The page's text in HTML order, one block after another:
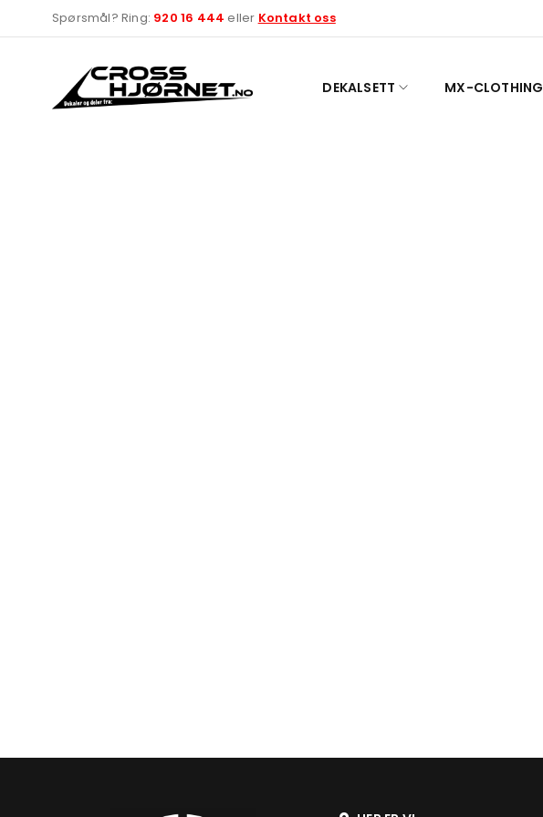
Spørsmål? Ring: 920 16 444 eller Kontakt oss
DEKALSETT MX-CLOTHING